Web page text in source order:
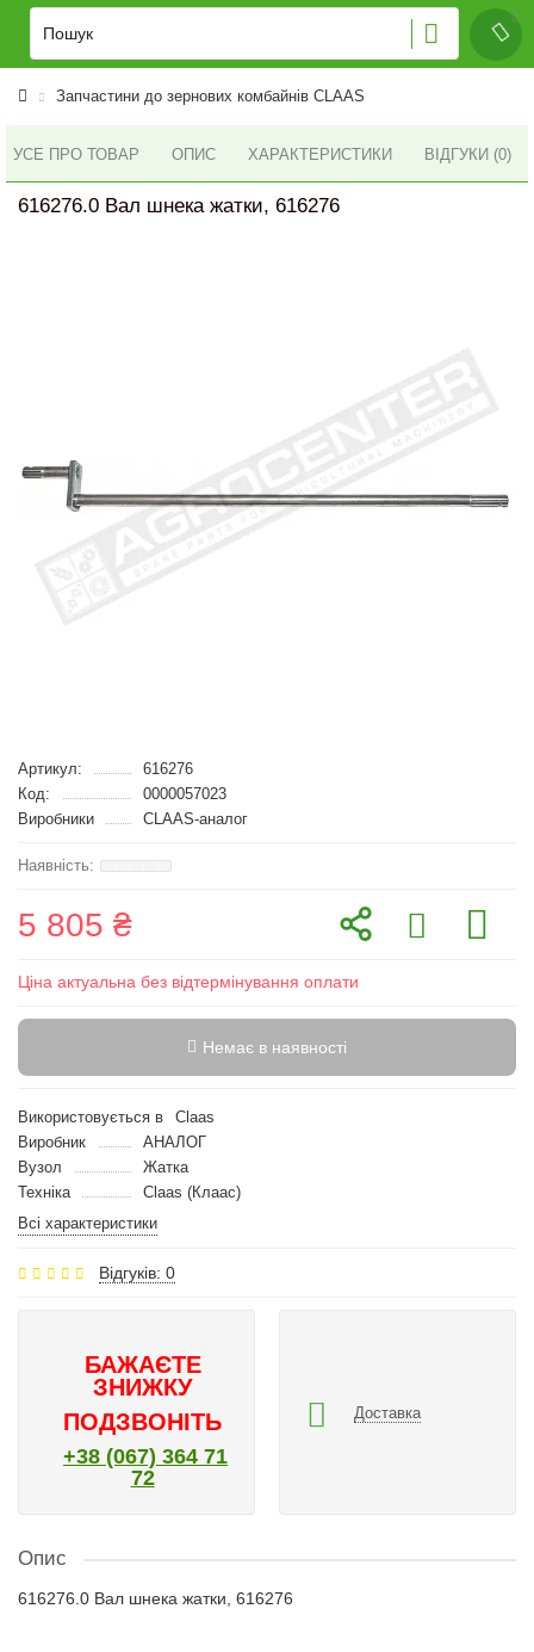
Запчастини до зернових комбайнів CLAAS
УСЕ ПРО ТОВАР ОПИС ХАРАКТЕРИСТИКИ ВІДГУКИ (0)
616276.0 Вал шнека жатки, 616276
Артикул:
616276
Код:
0000057023
Виробники
CLAAS-аналог
5 805 ₴
Ціна актуальна без відтермінування оплати
Немає в наявності
Використовується в
Claas
Виробник
АНАЛОГ
Вузол
Жатка
Техніка
Claas (Клаас)
Всі характеристики
Відгуків: 0
БАЖАЄТЕ
ЗНИЖКУ
ПОДЗВОНІТЬ
+38 (067) 364 71
72
Доставка
Опис
616276.0 Вал шнека жатки, 616276